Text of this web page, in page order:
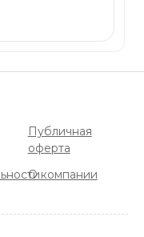
Публичная
оферта
О компании